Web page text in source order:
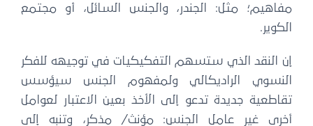
مفاهيم؛ مثل: الجندر، والجنس السائل، أو مجتمع
الكوير.
إن النقد الذي ستسهم التفكيكيات في توجيهه للفكر
النسوي الراديكالي ولمفهوم الجنس سيؤسس
تقاطعية جديدة تدعو إلى الأخذ بعين الاعتبار لعوامل
أخرى غير عامل الجنس: مؤنث/ مذكر، وتنبه إلى